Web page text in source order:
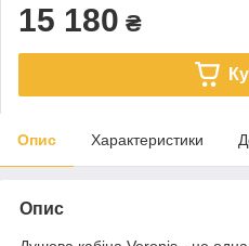
15 180 ₴
Опис Характеристики
Опис